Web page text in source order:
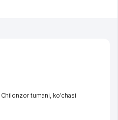
Chilonzor tumani, ko'chasi